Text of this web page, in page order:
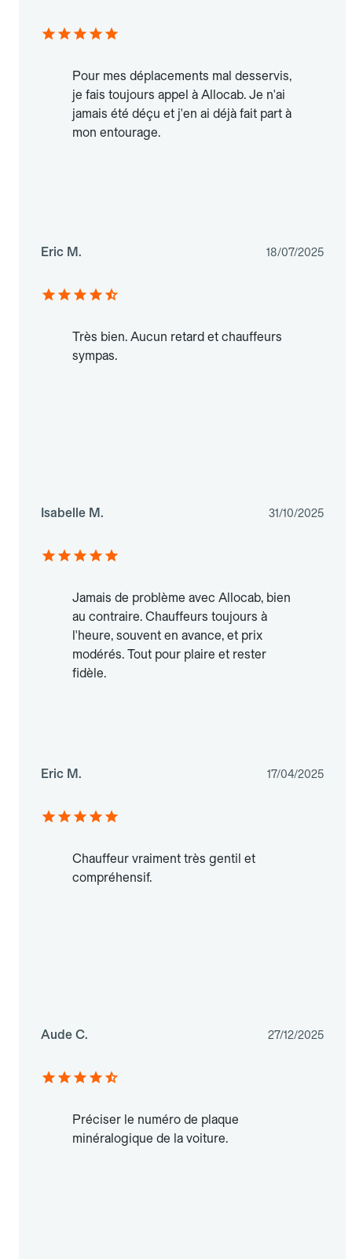
Pour mes déplacements mal desservis,
je fais toujours appel à Allocab. Je n'ai
jamais été déçu et j'en ai déjà fait part à
mon entourage.
Eric M. 18/07/2025
Très bien. Aucun retard et chauffeurs
sympas.
Isabelle M. 31/10/2025
Jamais de problème avec Allocab, bien
au contraire. Chauffeurs toujours à
l'heure, souvent en avance, et prix
modérés. Tout pour plaire et rester
fidèle.
Eric M. 17/04/2025
Chauffeur vraiment très gentil et
compréhensif.
Aude C. 27/12/2025
Préciser le numéro de plaque
minéralogique de la voiture.